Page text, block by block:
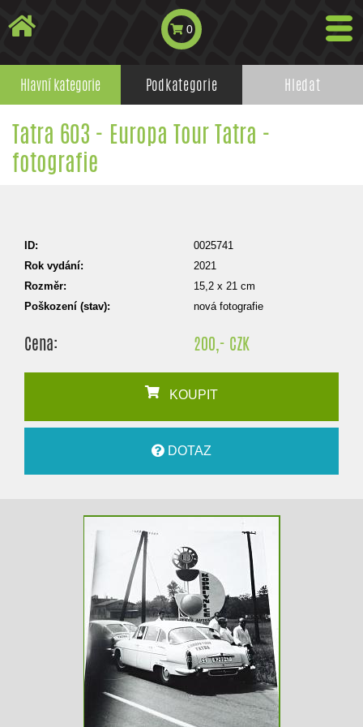
0
Hlavní kategorie Podkategorie Hledat
Tatra 603 - Europa Tour Tatra -
fotografie
ID:
0025741
Rok vydání:
2021
Rozměr:
15,2 x 21 cm
Poškození (stav):
nová fotografie
Cena: 200,- CZK
KOUPIT
DOTAZ